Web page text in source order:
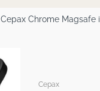
Cepax Chrome Magsafe
Cepax